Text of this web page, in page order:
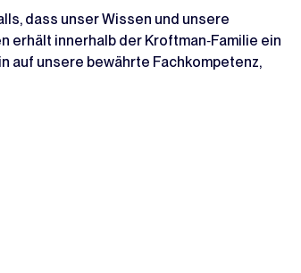
dass unser Wissen und unsere
erhält innerhalb der Kroftman‑Familie ein
auf unsere bewährte Fachkompetenz,